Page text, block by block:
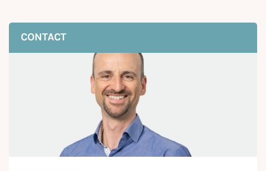
CONTACT